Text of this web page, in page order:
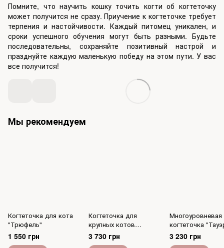
Помните, что научить кошку точить когти об когтеточку
может получится не сразу. Приучение к когтеточке требует
терпения и настойчивости. Каждый питомец уникален, и
сроки успешного обучения могут быть разными. Будьте
последовательны, сохраняйте позитивный настрой и
празднуйте каждую маленькую победу на этом пути. У вас
все получится!
Мы рекомендуем
Когтеточка для кота
"Трюфель"
1 550 грн
Когтеточка для
крупных котов
"Триплекс"
3 730 грн
Многоуровневая
когтеточка
3 230 грн